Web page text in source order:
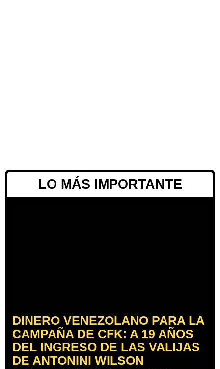
LO MÁS IMPORTANTE
DINERO VENEZOLANO PARA LA
CAMPAÑA DE CFK: A 19 AÑOS
DEL INGRESO DE LAS VALIJAS
DE ANTONINI WILSON